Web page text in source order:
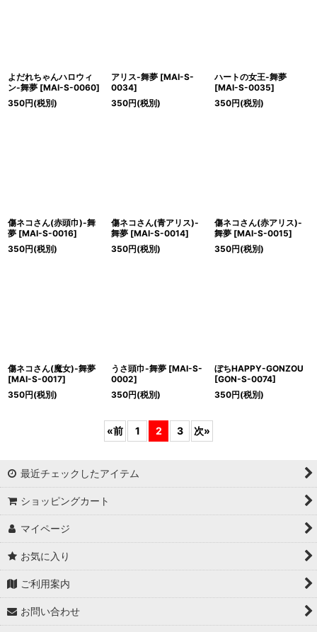
よだれちゃんハロウィ
ン-舞夢 [MAI-S-0060]
350円(税別)
アリス-舞夢 [MAI-S-
0034]
350円(税別)
ハートの女王-舞夢
[MAI-S-0035]
350円(税別)
傷ネコさん(赤頭巾)-舞
夢 [MAI-S-0016]
350円(税別)
傷ネコさん(青アリス)-
舞夢 [MAI-S-0014]
350円(税別)
傷ネコさん(赤アリス)-
舞夢 [MAI-S-0015]
350円(税別)
傷ネコさん(魔女)-舞夢
[MAI-S-0017]
350円(税別)
うさ頭巾-舞夢 [MAI-S-
0002]
350円(税別)
ぼちHAPPY-GONZOU
[GON-S-0074]
350円(税別)
«前 1 2 3 次»
最近チェックしたアイテム
ショッピングカート
マイページ
お気に入り
ご利用案内
お問い合わせ